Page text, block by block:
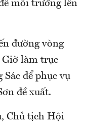
môi trường lên
đường vòng
Giờ làm trục
để phục vụ
đề xuất.
Chủ tịch Hội